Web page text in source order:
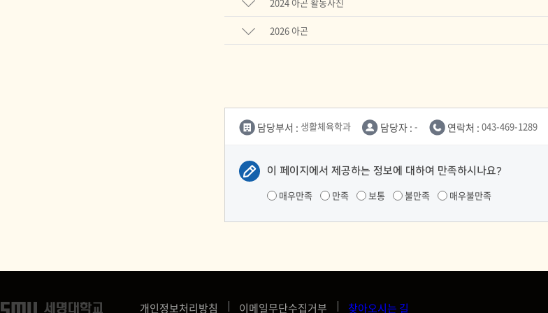
2026 아곤
담당부서 : 생활체육학과 담당자 : - 연락처 : 043-469-1289
이 페이지에서 제공하는 정보에 대하여 만족하시나요?
매우만족 만족 보통 불만족 매우불만족
개인정보처리방침 이메일무단수집거부 찾아오시는 길